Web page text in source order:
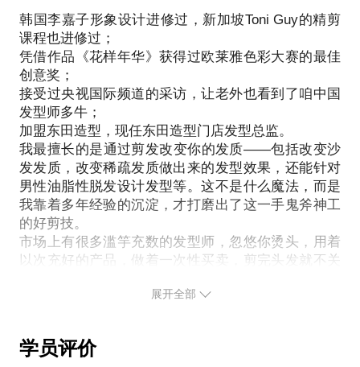
据我的观察以及长期经验，我会根据你的发质、脸
型、皮肤状态、身材、职业身份、工作时间、出席场
合等，全方位帮你设计出一个最适合你自己的发型。
然后凭我的技艺剪出来，实现它。第三，我会教你认
知自己的发型、发质，让你学会调理头发。好头发不
能只靠发型师的力量，你回到家之后，还需要继续为
保持一头秀发而努力，千万别让错误的护发程序起到
反作用力。这可谓头发的“可持续发展”：吹头的影响
不容小觑，怎样吹干头发才是对头发好？手法上有什
么讲究吗？如何给头发做护理？一次性解决还是花时
间呵护？用什么护理产品性价比高？如何早起十分钟
自己动手给头发做简单的造型？来找我，就是给头发
看病的过程，争取通过我们的共同努力，让你的发质
新。特别说明：希望定好约见时间后你能准时到达，
过穿一身名牌。作为在行首个百单王发型师，为在行
服务了307个学员之后，开设此高端话题。希望能够
满足对自己形象有较高要求的学员们。什么是美发计
划？春天换季，这时候不急着剪发，应该去做护理，
给秀发补充蛋白营养后可以尝试做新的颜色。服装有
流行趋势，发色也有自己的流行色。脱下厚重的外
套，配上新发色，整个人都轻盈柔美起来。在我精心
设计的方案中，会随时观察您头发的健康，质感，包
括烫发后的弹性，头发线条的变化。褪色后的护理，
如夏天日照后的补色 。剪发后，头发的层次。秋冬寒
冷季节，我会给你带来头发层次的多变，和卷发的灵
动。总之，交给我，您这一年就把心放肚子里好好工
作去吧。作为在瑞士公寓店“最老发型师”您来，或不
是打翻调色盘，百米以外就看得到一条条粗壮的挑
吹过的时候，不经意间让发型看起来更有立体层次效
韩国李嘉子形象设计进修过，新加坡Toni Guy的精剪
课程也进修过；
凭借作品《花样年华》获得过欧莱雅色彩大赛的最佳
创意奖；
接受过央视国际频道的采访，让老外也看到了咱中国
发型师多牛；
加盟东田造型，现任东田造型门店发型总监。
我最擅长的是通过剪发改变你的发质——包括改变沙
发发质，改变稀疏发质做出来的发型效果，还能针对
男性油脂性脱发设计发型等。这不是什么魔法，而是
我靠着多年经验的沉淀，才打磨出了这一手鬼斧神工
的好剪技。
市场上有很多滥竽充数的发型师，忽悠你烫头，用着
以次充好的产品，做着一次性买卖，剪完头发就不关
醒来，头发还是从想象中回到了现实。
深知道这仅靠发型师一己之力是做不到的——我当然
展开全部
学员评价